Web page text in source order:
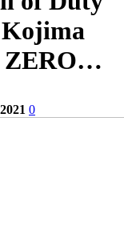
Kojima
ZERO…
0